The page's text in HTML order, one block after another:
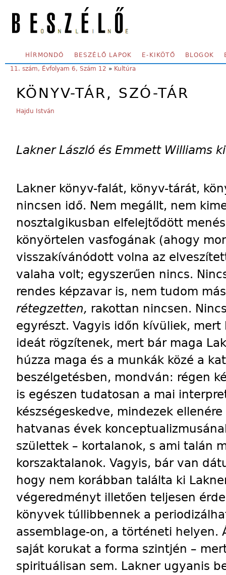
SECONDARY MENU
HÍRMONDÓ BESZÉLŐ LAPOK E-KIKÖTŐ BLOGOK
YOU ARE HERE:
11. szám, Évfolyam 6, Szám 12 » Kultúra
KÖNYV-TÁR, SZÓ-TÁR
Hajdu István
Lakner László és Emmett Williams
Lakner könyv-falát, könyv-tárát,
nincsen idő. Nem megállt, nem
nosztalgikusban elfelejtődött
könyörtelen vasfogának (ahogy
visszakívánódott volna az
valaha volt; egyszerűen nincs.
rendes képzavar is, nem tudom
rétegzetten, rakottan nincsen.
egyrészt. Vagyis időn kívüliek,
ideát rögzítenek, mert bár maga
húzza maga és a munkák közé a
beszélgetésben, mondván: régen
is egészen tudatosan a mai
készségeskedve, mindezek
hatvanas évek
születtek – kortalanok, s ami talán
korszaktalanok. Vagyis, bár van
hogy nem korábban találta ki
végeredményt illetően teljesen
könyvek túllibbennek a
assemblage-on, a történeti helyen.
saját korukat a forma szintjén –
spirituálisan sem. Lakner ugyanis